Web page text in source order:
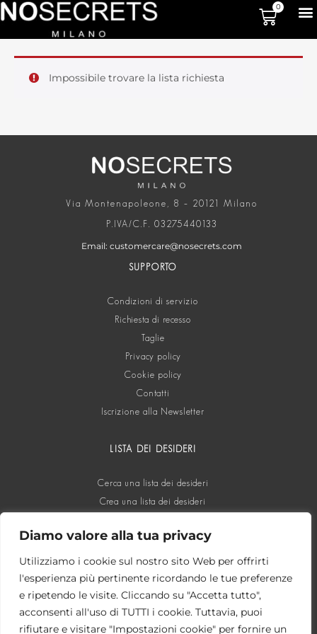
Diamo valore alla tua privacy
Utilizziamo i cookie sul nostro sito Web per offrirti
l'esperienza più pertinente ricordando le tue preferenze
e ripetendo le visite. Cliccando su "Accetta tutto",
acconsenti all'uso di TUTTI i cookie. Tuttavia, puoi
rifiutare e visitare "Impostazioni cookie" per fornire un
0
Impossibile trovare la lista richiesta
Via Montenapoleone, 8 – 20121 Milano
P.IVA/C.F. 03275440133
Email: customercare@nosecrets.com
SUPPORTO
Condizioni di servizio
Richiesta di recesso
Taglie
Privacy policy
Cookie policy
Contatti
Iscrizione alla Newsletter
LISTA DEI DESIDERI
Cerca una lista dei desideri
Crea una lista dei desideri
SOCIAL